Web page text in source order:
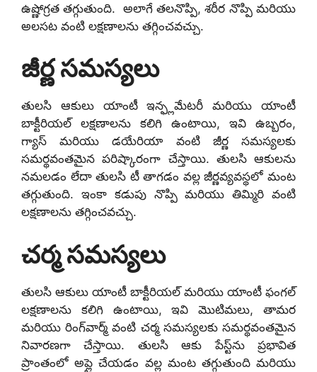
ఉష్ణోగ్రత తగ్గుతుంది. అలాగే తలనొప్పి, శరీర నొప్పి మరియు
అలసట వంటి లక్షణాలను తగ్గించవచ్చు.
జీర్ణ సమస్యలు
తులసి ఆకులు యాంటీ ఇన్ఫ్లమేటరీ మరియు యాంటీ
బాక్టీరియల్ లక్షణాలను కలిగి ఉంటాయి, ఇవి ఉబ్బరం,
గ్యాస్ మరియు డయేరియా వంటి జీర్ణ సమస్యలకు
సమర్థవంతమైన పరిష్కారంగా చేస్తాయి. తులసి ఆకులను
నమలడం లేదా తులసి టీ తాగడం వల్ల జీర్ణవ్యవస్థలో మంట
తగ్గుతుంది. ఇంకా కడుపు నొప్పి మరియు తిమ్మిరి వంటి
లక్షణాలను తగ్గించవచ్చు.
చర్మ సమస్యలు
తులసి ఆకులు యాంటీ బాక్టీరియల్ మరియు యాంటీ ఫంగల్
లక్షణాలను కలిగి ఉంటాయి, ఇవి మొటిమలు, తామర
మరియు రింగ్‌వార్మ్ వంటి చర్మ సమస్యలకు సమర్థవంతమైన
నివారణగా చేస్తాయి. తులసి ఆకు పేస్ట్‌ను ప్రభావిత
ప్రాంతంలో అప్లై చేయడం వల్ల మంట తగ్గుతుంది మరియు